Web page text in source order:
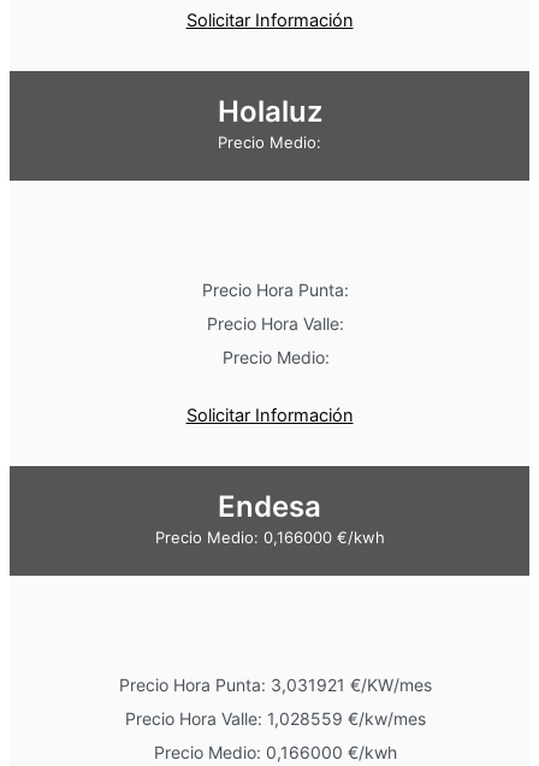
Solicitar Información
Holaluz
Precio Medio:
Precio Hora Punta:
Precio Hora Valle:
Precio Medio:
Solicitar Información
Endesa
Precio Medio: 0,166000 €/kwh
Precio Hora Punta: 3,031921 €/KW/mes
Precio Hora Valle: 1,028559 €/kw/mes
Precio Medio: 0,166000 €/kwh